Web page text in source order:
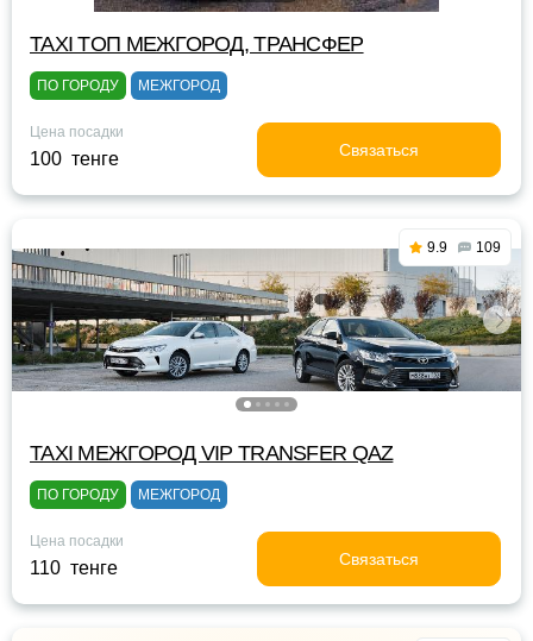
TAXI TOП МЕЖГОРОД, ТРАНСФЕР
ПО ГОРОДУ МЕЖГОРОД
Цена посадки
100 тенге Связаться
9.9 109
TAXI МЕЖГОРОД VIP TRANSFER QАZ
ПО ГОРОДУ МЕЖГОРОД
Цена посадки
110 тенге Связаться